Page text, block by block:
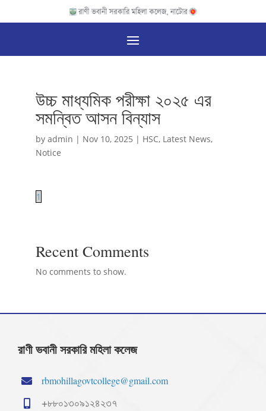
উচ্চ মাধ্যমিক পরীক্ষা ২০২৫ এর
সমন্বিত আসন বিন্যাস
by admin | Nov 10, 2025 | HSC, Latest News,
Notice
1
Recent Comments
No comments to show.
রাণী ভবানী সরকারি মহিলা কলেজ
rbmohillagovtcollege@gmail.com
+৮৮০১৩০৯১২৪২৩৭